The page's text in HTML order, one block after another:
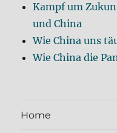
Kampf um
und China
Wie China uns
Wie China die
Home